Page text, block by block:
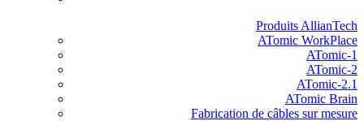
Produits AllianTech
ATomic WorkPlace
ATomic-1
ATomic-2
ATomic-2.1
ATomic Brain
Fabrication de câbles sur mesure